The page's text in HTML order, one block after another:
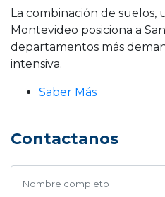
La combinación de suelos,
Montevideo posiciona a
departamentos más
intensiva.
Saber Más
Contactanos